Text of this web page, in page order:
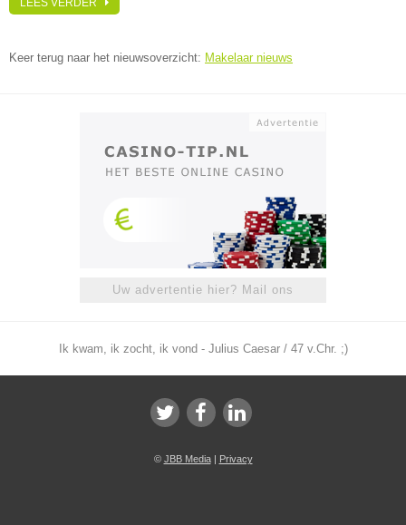
LEES VERDER
Keer terug naar het nieuwsoverzicht: Makelaar nieuws
Uw advertentie hier? Mail ons
Ik kwam, ik zocht, ik vond - Julius Caesar / 47 v.Chr. ;)
© JBB Media| Privacy